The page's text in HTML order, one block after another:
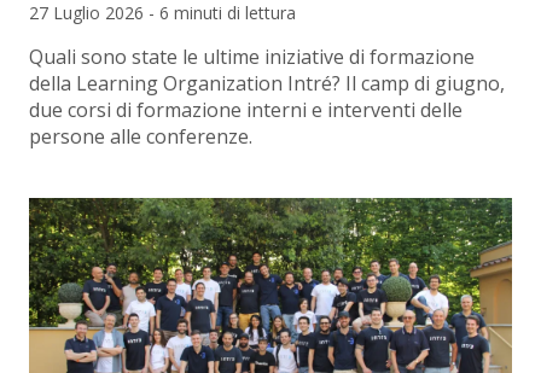
27 Luglio 2026 - 6 minuti di lettura
Quali sono state le ultime iniziative di formazione
della Learning Organization Intré? Il camp di giugno,
due corsi di formazione interni e interventi delle
persone alle conferenze.